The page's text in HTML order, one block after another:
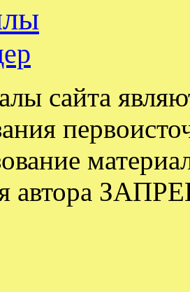
сайта
автора